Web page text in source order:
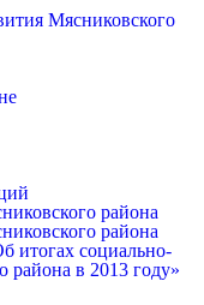
Мясниковского
района
района
итогах социально-
района в 2013 году»